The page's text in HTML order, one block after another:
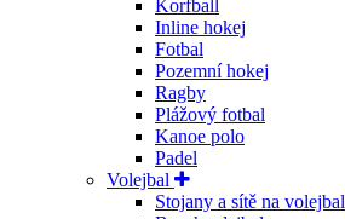
Korfball
Inline hokej
Fotbal
Pozemní hokej
Ragby
Plážový fotbal
Kanoe polo
Padel
Volejbal
Stojany a sítě na volejbal